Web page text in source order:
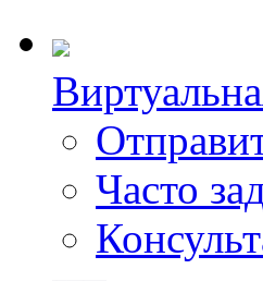
Часто